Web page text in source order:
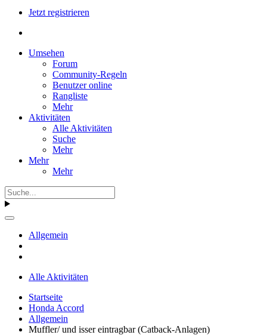
Jetzt registrieren
Umsehen
Forum
Community-Regeln
Benutzer online
Rangliste
Mehr
Aktivitäten
Alle Aktivitäten
Suche
Mehr
Mehr
Mehr
Allgemein
Alle Aktivitäten
Startseite
Honda Accord
Allgemein
Muffler/ und isser eintragbar (Catback-Anlagen)